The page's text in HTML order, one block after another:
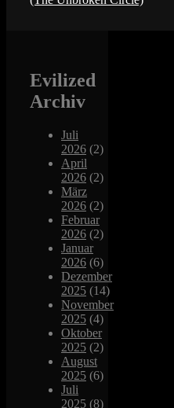
Evilized
Archiv
Juli
2026 (2)
April
2026 (2)
März
2026 (2)
Februar
2026 (2)
Januar
2026 (6)
Dezember
2025 (14)
November
2025 (4)
Oktober
2025 (2)
August
2025 (6)
Juli
2025 (8)